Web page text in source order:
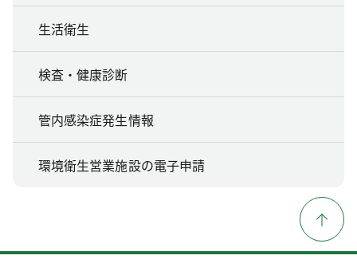
生活衛生
検査・健康診断
管内感染症発生情報
環境衛生営業施設の電子申請